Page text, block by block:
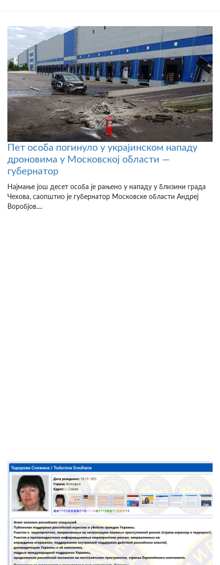
Пет особа погинуло у украјинском нападу
дроновима у Московској области —
губернатор
Најмање још десет особа је рањено у нападу у близини града
Чехова, саопштио је губернатор Московске области Андреј
Воробјов....